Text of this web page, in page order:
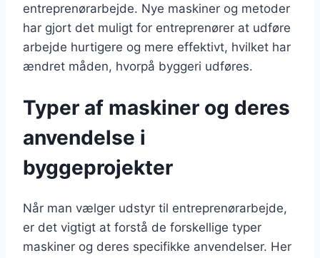
entreprenørarbejde. Nye maskiner og metoder
har gjort det muligt for entreprenører at udføre
arbejde hurtigere og mere effektivt, hvilket har
ændret måden, hvorpå byggeri udføres.
Typer af maskiner og deres
anvendelse i
byggeprojekter
Når man vælger udstyr til entreprenørarbejde,
er det vigtigt at forstå de forskellige typer
maskiner og deres specifikke anvendelser. Her